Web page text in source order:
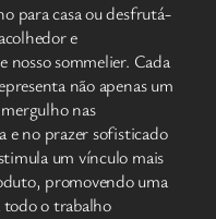
para casa ou desfrutá-
e
nosso sommelier. Cada
não apenas um
nas
e no prazer sofisticado
um vínculo mais
promovendo uma
todo o trabalho